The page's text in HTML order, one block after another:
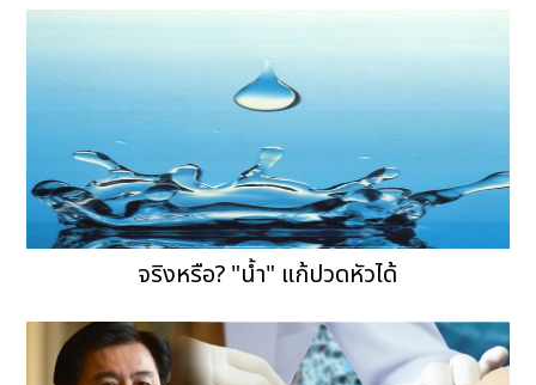
จริงหรือ? "น้ำ" แก้ปวดหัวได้